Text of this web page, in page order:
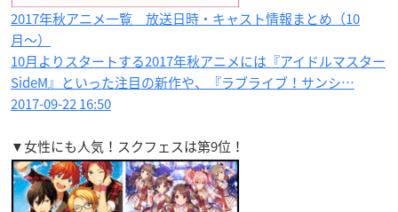
2017年秋アニメ一覧 放送日時・キャスト情報まとめ（10
月〜）
10月よりスタートする2017年秋アニメには『アイドルマスター
SideM』といった注目の新作や、『ラブライブ！サンシ…
2017-09-22 16:50
▼女性にも人気！スクフェスは第9位！